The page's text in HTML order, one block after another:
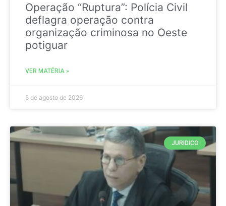
Operação “Ruptura”: Polícia Civil
deflagra operação contra
organização criminosa no Oeste
potiguar
VER MATÉRIA »
5 de agosto de 2026
JURIDICO